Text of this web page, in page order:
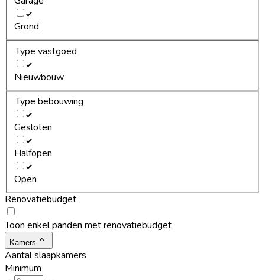
Grond
Type vastgoed
Nieuwbouw
Type bebouwing
Gesloten
Halfopen
Open
Renovatiebudget
Toon enkel panden met renovatiebudget
Kamers
Aantal slaapkamers
Minimum